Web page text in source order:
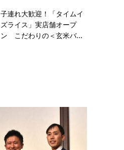
子連れ大歓迎！「タイムイ
ズライス」実店舗オープ
ン こだわりの＜玄米バ...